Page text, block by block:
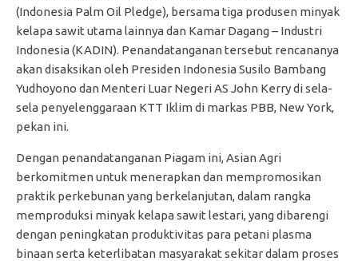
(Indonesia Palm Oil Pledge), bersama tiga produsen minyak
kelapa sawit utama lainnya dan Kamar Dagang – Industri
Indonesia (KADIN). Penandatanganan tersebut rencananya
akan disaksikan oleh Presiden Indonesia Susilo Bambang
Yudhoyono dan Menteri Luar Negeri AS John Kerry di sela-
sela penyelenggaraan KTT Iklim di markas PBB, New York,
pekan ini.
Dengan penandatanganan Piagam ini, Asian Agri
berkomitmen untuk menerapkan dan mempromosikan
praktik perkebunan yang berkelanjutan, dalam rangka
memproduksi minyak kelapa sawit lestari, yang dibarengi
dengan peningkatan produktivitas para petani plasma
binaan serta keterlibatan masyarakat sekitar dalam proses